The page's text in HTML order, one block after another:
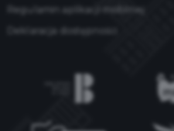
Regulamin aplikacji mobilnej
Deklaracja dostępności